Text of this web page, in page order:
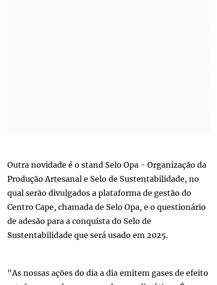
Outra novidade é o stand Selo Opa - Organização da
Produção Artesanal e Selo de Sustentabilidade, no
qual serão divulgados a plataforma de gestão do
Centro Cape, chamada de Selo Opa, e o questionário
de adesão para a conquista do Selo de
Sustentabilidade que será usado em 2025.
"As nossas ações do dia a dia emitem gases de efeito